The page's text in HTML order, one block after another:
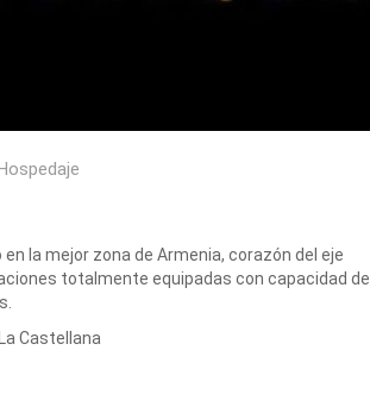
en la mejor zona de Armenia, corazón del eje
totalmente equipadas con capacidad de
Castellana